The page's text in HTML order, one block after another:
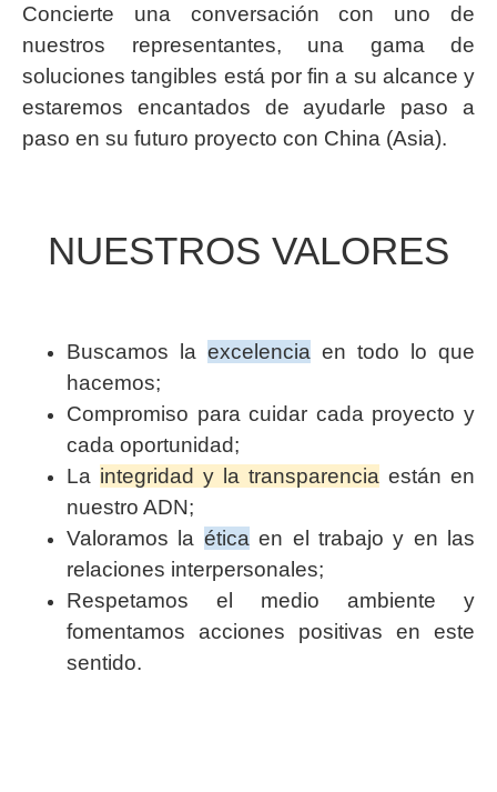
Concierte una conversación con uno de
nuestros representantes, una gama de
soluciones tangibles está por fin a su alcance y
estaremos encantados de ayudarle paso a
paso en su futuro proyecto con China (Asia).
NUESTROS VALORES
Buscamos la excelencia en todo lo que
hacemos;
Compromiso para cuidar cada proyecto y
cada oportunidad;
La integridad y la transparencia están en
nuestro ADN;
Valoramos la éticaen el trabajo y en las
relaciones interpersonales;
Respetamos el medio ambiente y
fomentamos acciones positivas en este
sentido.